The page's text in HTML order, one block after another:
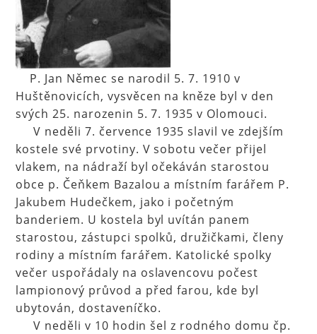
P. Jan Němec se narodil 5. 7. 1910 v
Huštěnovicích, vysvěcen na kněze byl v den
svých 25. narozenin 5. 7. 1935 v Olomouci.
V neděli 7. července 1935 slavil ve zdejším
kostele své prvotiny. V sobotu večer přijel
vlakem, na nádraží byl očekáván starostou
obce p. Čeňkem Bazalou a místním farářem P.
Jakubem Hudečkem, jako i početným
banderiem. U kostela byl uvítán panem
starostou, zástupci spolků, družičkami, členy
rodiny a místním farářem. Katolické spolky
večer uspořádaly na oslavencovu počest
lampionový průvod a před farou, kde byl
ubytován, dostaveníčko.
V neděli v 10 hodin šel z rodného domu čp.